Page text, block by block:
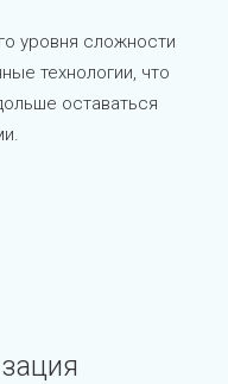
уровня сложности
технологии, что
оставаться